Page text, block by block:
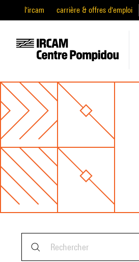
l'ircam carrière & offres d'emploi